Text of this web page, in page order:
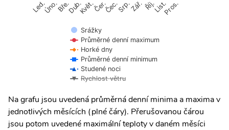
Srážky
Průměrné denní maximum
Horké dny
Průměrné denní minimum
Studené noci
Rychlost větru
Led.Úno.Bře.Dub.Květ.Čer.Čec.Srp.Zář. Říj.List.Pros.
Na grafu jsou uvedená průměrná denní minima a maxima v
jednotlivých měsících (plné čáry). Přerušovanou čárou
jsou potom uvedené maximální teploty v daném měsíci